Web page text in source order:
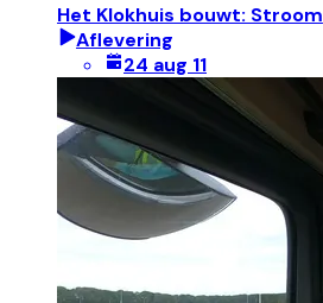
Het Klokhuis bouwt: Stroom
Aflevering
24 aug 11